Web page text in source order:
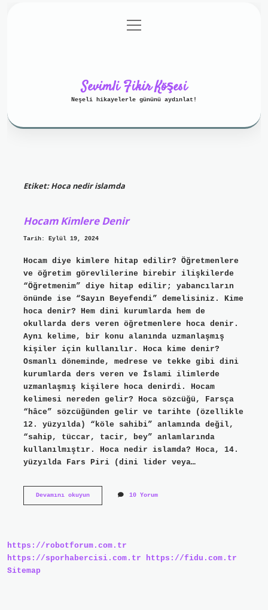
Gizlilik Politikası
menüyü
aç
Sevimli Fikir Köşesi
Neşeli hikayelerle gününü aydınlat!
Etiket:Hoca nedir islamda
Hocam Kimlere Denir
Tarih: Eylül 19, 2024
Hocam diye kimlere hitap edilir? Öğretmenlere
ve öğretim görevlilerine birebir ilişkilerde
“Öğretmenim” diye hitap edilir; yabancıların
önünde ise “Sayın Beyefendi” demelisiniz. Kime
hoca denir? Hem dini kurumlarda hem de
okullarda ders veren öğretmenlere hoca denir.
Aynı kelime, bir konu alanında uzmanlaşmış
kişiler için kullanılır. Hoca kime denir?
Osmanlı döneminde, medrese ve tekke gibi dini
kurumlarda ders veren ve İslami ilimlerde
uzmanlaşmış kişilere hoca denirdi. Hocam
kelimesi nereden gelir? Hoca sözcüğü, Farsça
“hâce” sözcüğünden gelir ve tarihte (özellikle
12. yüzyılda) “köle sahibi” anlamında değil,
“sahip, tüccar, tacir, bey” anlamlarında
kullanılmıştır. Hoca nedir islamda? Hoca, 14.
yüzyılda Fars Piri (dini lider veya…
Devamını okuyunHocam
10 Yorum
https://robotforum.com.tr
https://sporhabercisi.com.tr
https://fidu.com.tr
Sitemap